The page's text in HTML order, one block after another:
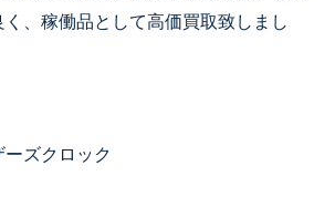
、稼働品として高価買取致しまし
ズクロック